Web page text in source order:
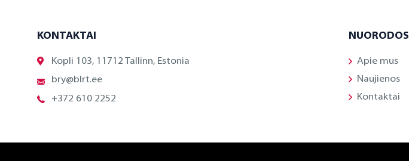
KONTAKTAI
Kopli 103, 11712 Tallinn, Estonia
bry@blrt.ee
+372 610 2252
NUORODOS
Apie mus
Naujienos
Kontaktai